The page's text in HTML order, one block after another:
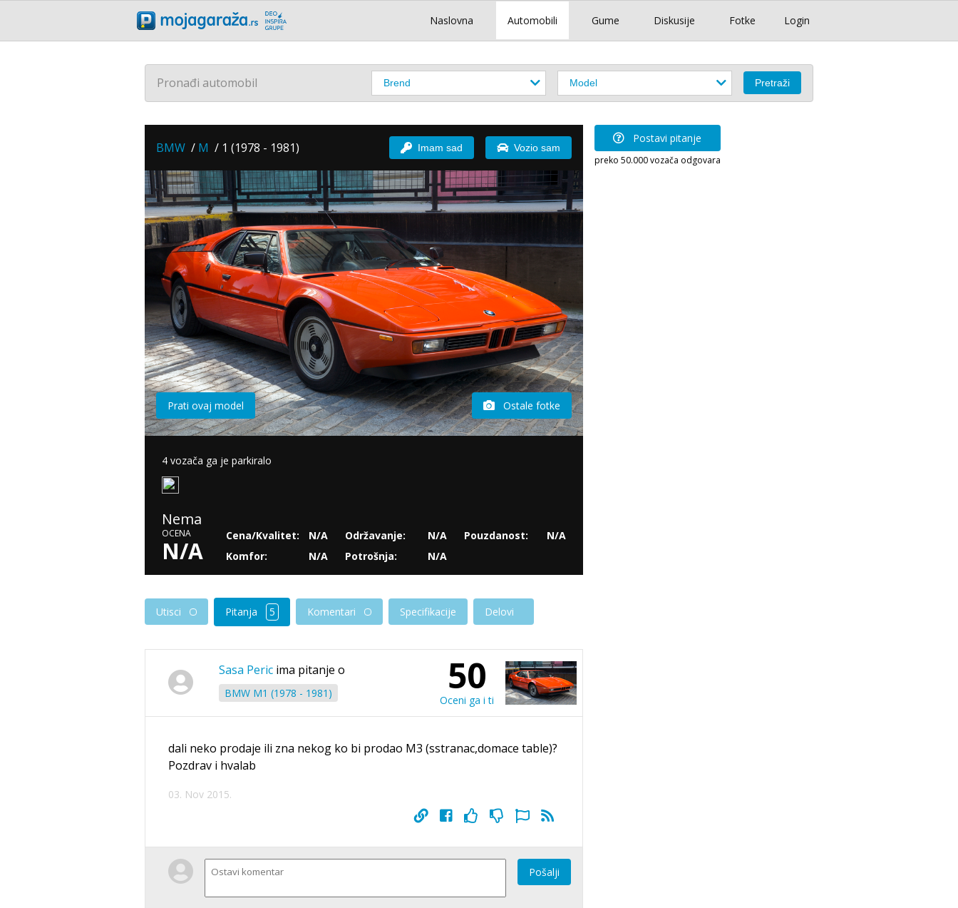
Login
Naslovna Automobili Gume Diskusije Fotke
Pronađi automobil
BMW / M / 1 (1978 - 1981) Imam sad Vozio sam
Prati ovaj model Ostale fotke
4 vozača ga je parkiralo
Nema
OCENA
N/A
Cena/Kvalitet:
N/A
Komfor:
N/A
Održavanje:
N/A
Potrošnja:
N/A
Pouzdanost: N/A
Utisci Pitanja 5 Komentari Specifikacije Delovi
Sasa Peric ima pitanje o
BMW M1 (1978 - 1981) 50
Oceni ga i ti
dali neko prodaje ili zna nekog ko bi prodao M3 (sstranac,domace table)?
Pozdrav i hvalab
03. Nov 2015.
Pošalji
Postavi pitanje
preko 50.000 vozača odgovara